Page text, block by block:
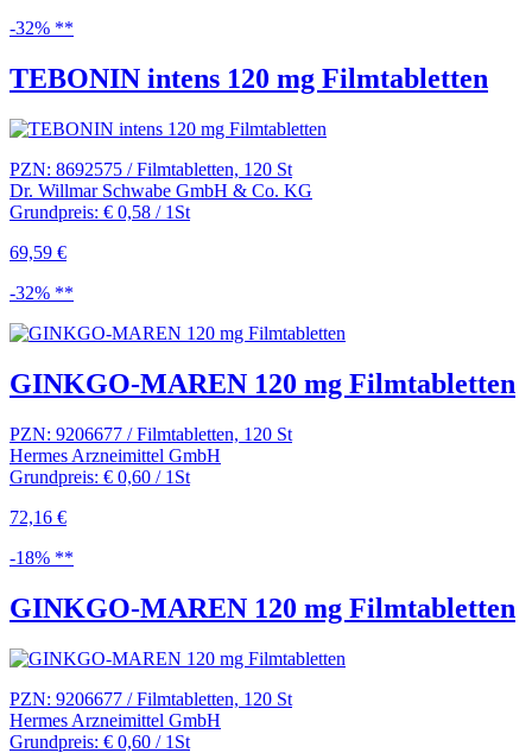
-32% **
TEBONIN intens 120 mg Filmtabletten
PZN: 8692575 / Filmtabletten, 120 St
Dr. Willmar Schwabe GmbH & Co. KG
Grundpreis: € 0,58 / 1St
69,59 €
-32% **
GINKGO-MAREN 120 mg Filmtabletten
PZN: 9206677 / Filmtabletten, 120 St
Hermes Arzneimittel GmbH
Grundpreis: € 0,60 / 1St
72,16 €
-18% **
GINKGO-MAREN 120 mg Filmtabletten
PZN: 9206677 / Filmtabletten, 120 St
Hermes Arzneimittel GmbH
Grundpreis: € 0,60 / 1St